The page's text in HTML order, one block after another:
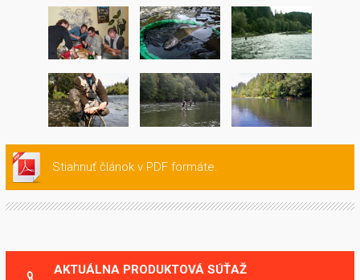
Stiahnuť článok v PDF formáte.
AKTUÁLNA PRODUKTOVÁ SÚŤAŽ